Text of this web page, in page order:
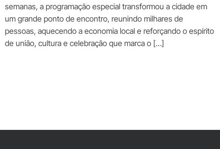
semanas, a programação especial transformou a cidade em
um grande ponto de encontro, reunindo milhares de
pessoas, aquecendo a economia local e reforçando o espírito
de união, cultura e celebração que marca o […]